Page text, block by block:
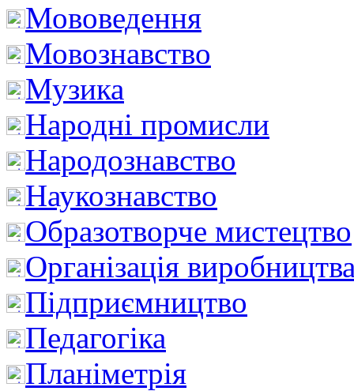
Мововедення
Мовознавство
Музика
Народні промисли
Народознавство
Наукознавство
Образотворче мистецтво
Організація
Підприємництво
Педагогіка
Планіметрія